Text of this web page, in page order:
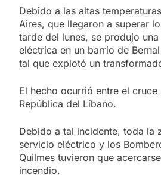
Debido a las altas
Aires, que llegaron a superar
tarde del lunes, se produjo
eléctrica en un barrio de
tal que explotó un
El hecho ocurrió entre el cruce
República del Líbano.
Debido a tal incidente, toda la
servicio eléctrico y los
Quilmes tuvieron que
incendio.